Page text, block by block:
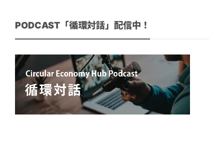
PODCAST「循環対話」配信中！